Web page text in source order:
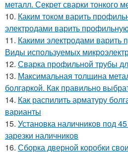
металл. Секрет сварки тонкого
10. Каким током варить
электродами варить
11. Какими электродами варить
Виды используемых
12. Сварка профильной трубы
13. Максимальная толщина
болгаркой. Как правильно
14. Как распилить арматуру
варианты
15. Установка наличников под
зарезки наличников
16. Сборка дверной коробки